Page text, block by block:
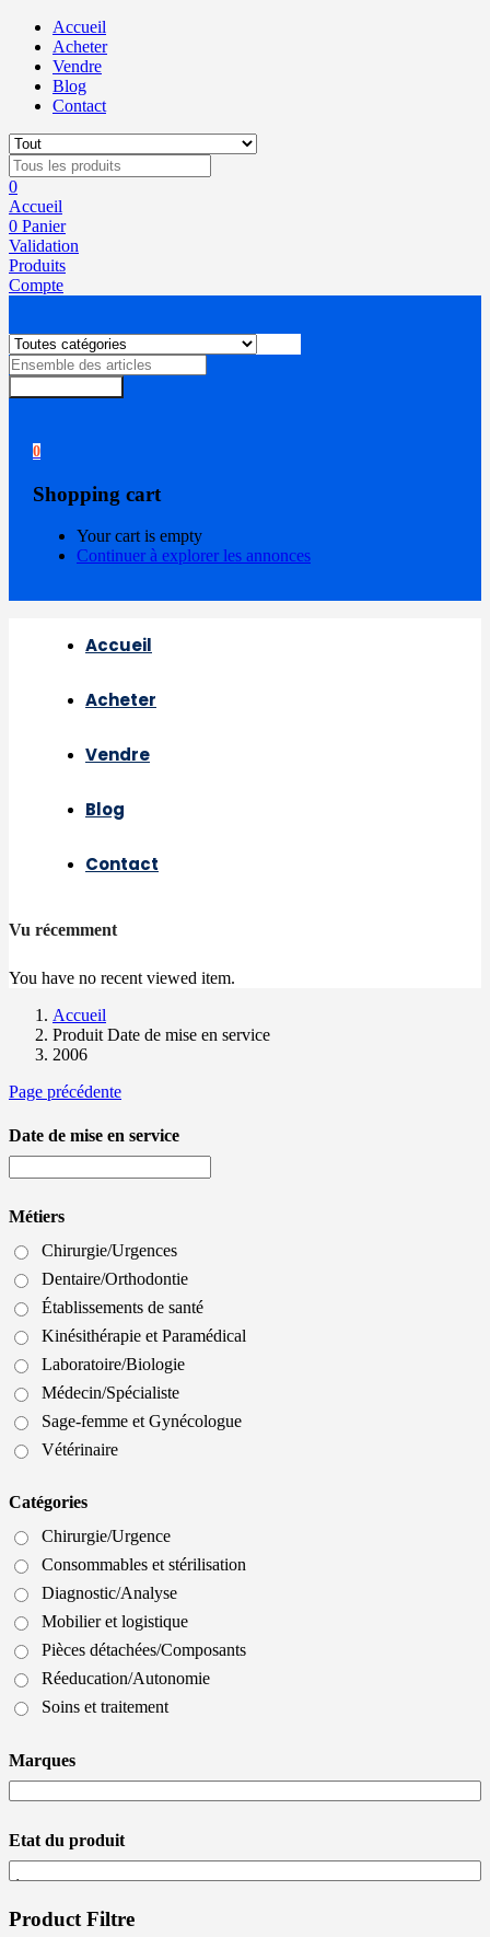
Accueil
Acheter
Vendre
Blog
Contact
0
Accueil
0 Panier
Validation
Produits
Compte
0
Shopping cart
Your cart is empty
Continuer à explorer les annonces
Accueil
Acheter
Vendre
Blog
Contact
Vu récemment
You have no recent viewed item.
Accueil
Produit Date de mise en service
2006
Page précédente
Date de mise en service
Métiers
Chirurgie/Urgences
Dentaire/Orthodontie
Établissements de santé
Kinésithérapie et Paramédical
Laboratoire/Biologie
Médecin/Spécialiste
Sage-femme et Gynécologue
Vétérinaire
Catégories
Chirurgie/Urgence
Consommables et stérilisation
Diagnostic/Analyse
Mobilier et logistique
Pièces détachées/Composants
Réeducation/Autonomie
Soins et traitement
Marques
Etat du produit
Product Filtre